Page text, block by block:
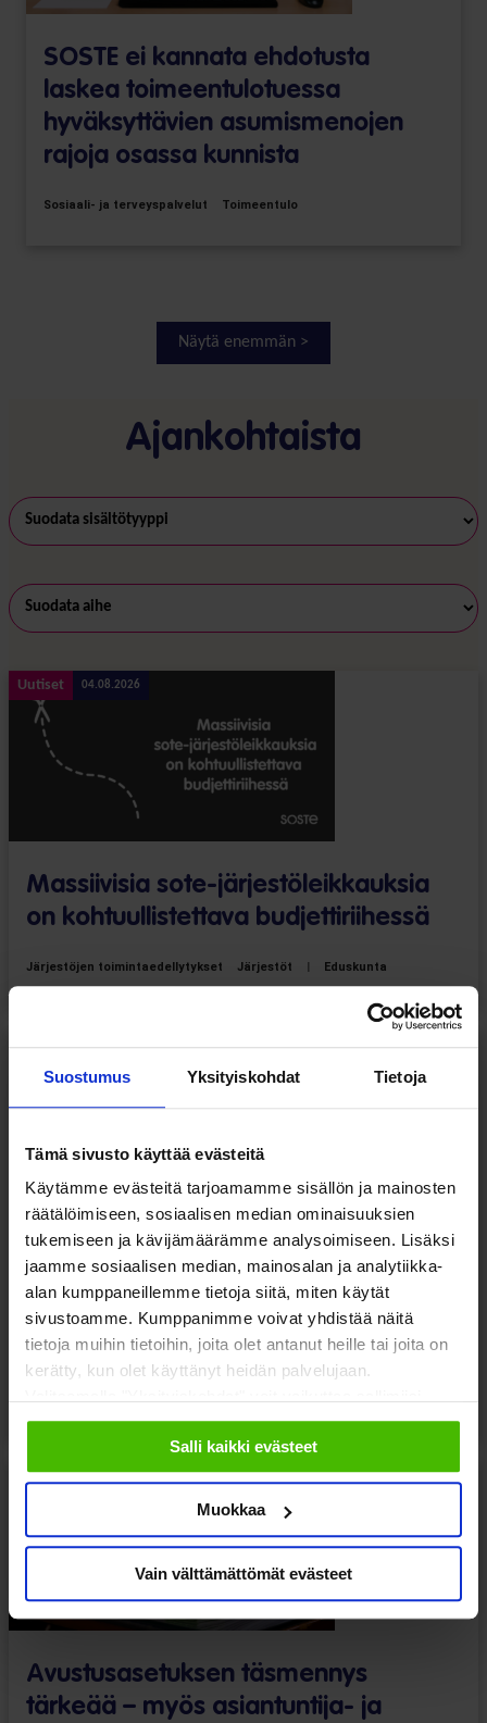
Suostumus Yksityiskohdat Tietoja
Tämä sivusto käyttää evästeitä
Käytämme evästeitä tarjoamamme sisällön ja mainosten
räätälöimiseen, sosiaalisen median ominaisuuksien
tukemiseen ja kävijämäärämme analysoimiseen. Lisäksi
jaamme sosiaalisen median, mainosalan ja analytiikka-
alan kumppaneillemme tietoja siitä, miten käytät
sivustoamme. Kumppanimme voivat yhdistää näitä
tietoja muihin tietoihin, joita olet antanut heille tai joita on
kerätty, kun olet käyttänyt heidän palvelujaan.
evästeisiin.
Salli kaikki evästeet
Muokkaa
Vain välttämättömät evästeet
SOSTE ei kannata ehdotusta
laskea toimeentulotuessa
hyväksyttävien asumismenojen
rajoja osassa kunnista
Sosiaali- ja terveyspalvelut Toimeentulo
Näytä enemmän >
Ajankohtaista
Uutiset 04.08.2026
Massiivisia sote-järjestöleikkauksia
on kohtuullistettava budjettiriihessä
Järjestöjen toimintaedellytykset Järjestöt | Eduskunta
Lausunnot
Asiakasmaksujen
korotuksista ja uusista
maksuista on luovuttava
Uutiset 08.07.2026
Avustusasetuksen täsmennys
tärkeää – myös asiantuntija- ja